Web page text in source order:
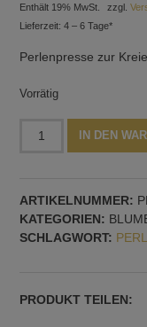
Enthält 19% MwSt. zzgl.
Lieferzeit: 4 – 6 Tage*
Perlenpresse zur
Vorrätig
Herz
und
Blume,
Menge
IN DEN
ARTIKELNUMMER:
KATEGORIEN:
SCHLAGWORT:
PRODUKT TEILEN: